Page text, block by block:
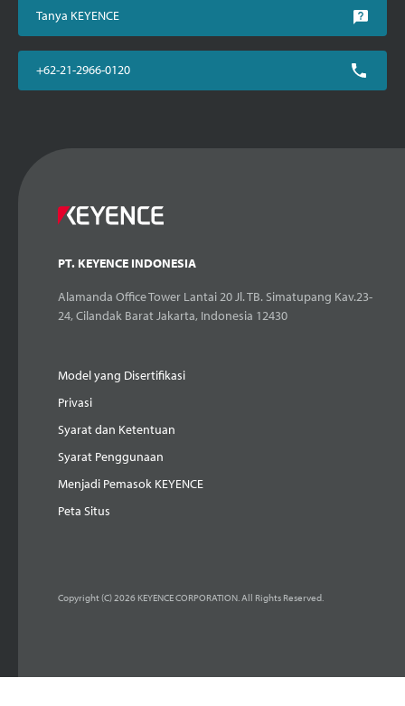
Tanya KEYENCE
+62-21-2966-0120
PT. KEYENCE INDONESIA
Alamanda Office Tower Lantai 20 Jl. TB. Simatupang Kav.23-
24, Cilandak Barat Jakarta, Indonesia 12430
Model yang Disertifikasi
Privasi
Syarat dan Ketentuan
Syarat Penggunaan
Menjadi Pemasok KEYENCE
Peta Situs
Copyright (C) 2026 KEYENCE CORPORATION. All Rights Reserved.